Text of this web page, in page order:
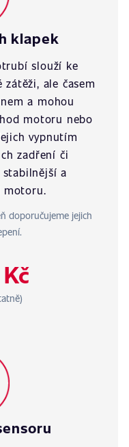
klapek
slouží ke
ale časem
a mohou
motoru nebo
vypnutím
zadření či
a
motoru.
doporučujeme jejich